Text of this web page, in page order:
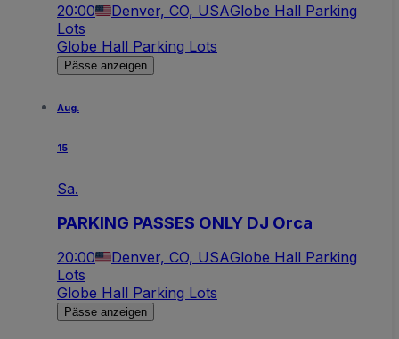
20:00 Denver, CO, USAGlobe Hall Parking
Lots
Globe Hall Parking Lots
Pässe anzeigen
Aug.
15
Sa.
PARKING PASSES ONLY DJ Orca
20:00 Denver, CO, USAGlobe Hall Parking
Lots
Globe Hall Parking Lots
Pässe anzeigen